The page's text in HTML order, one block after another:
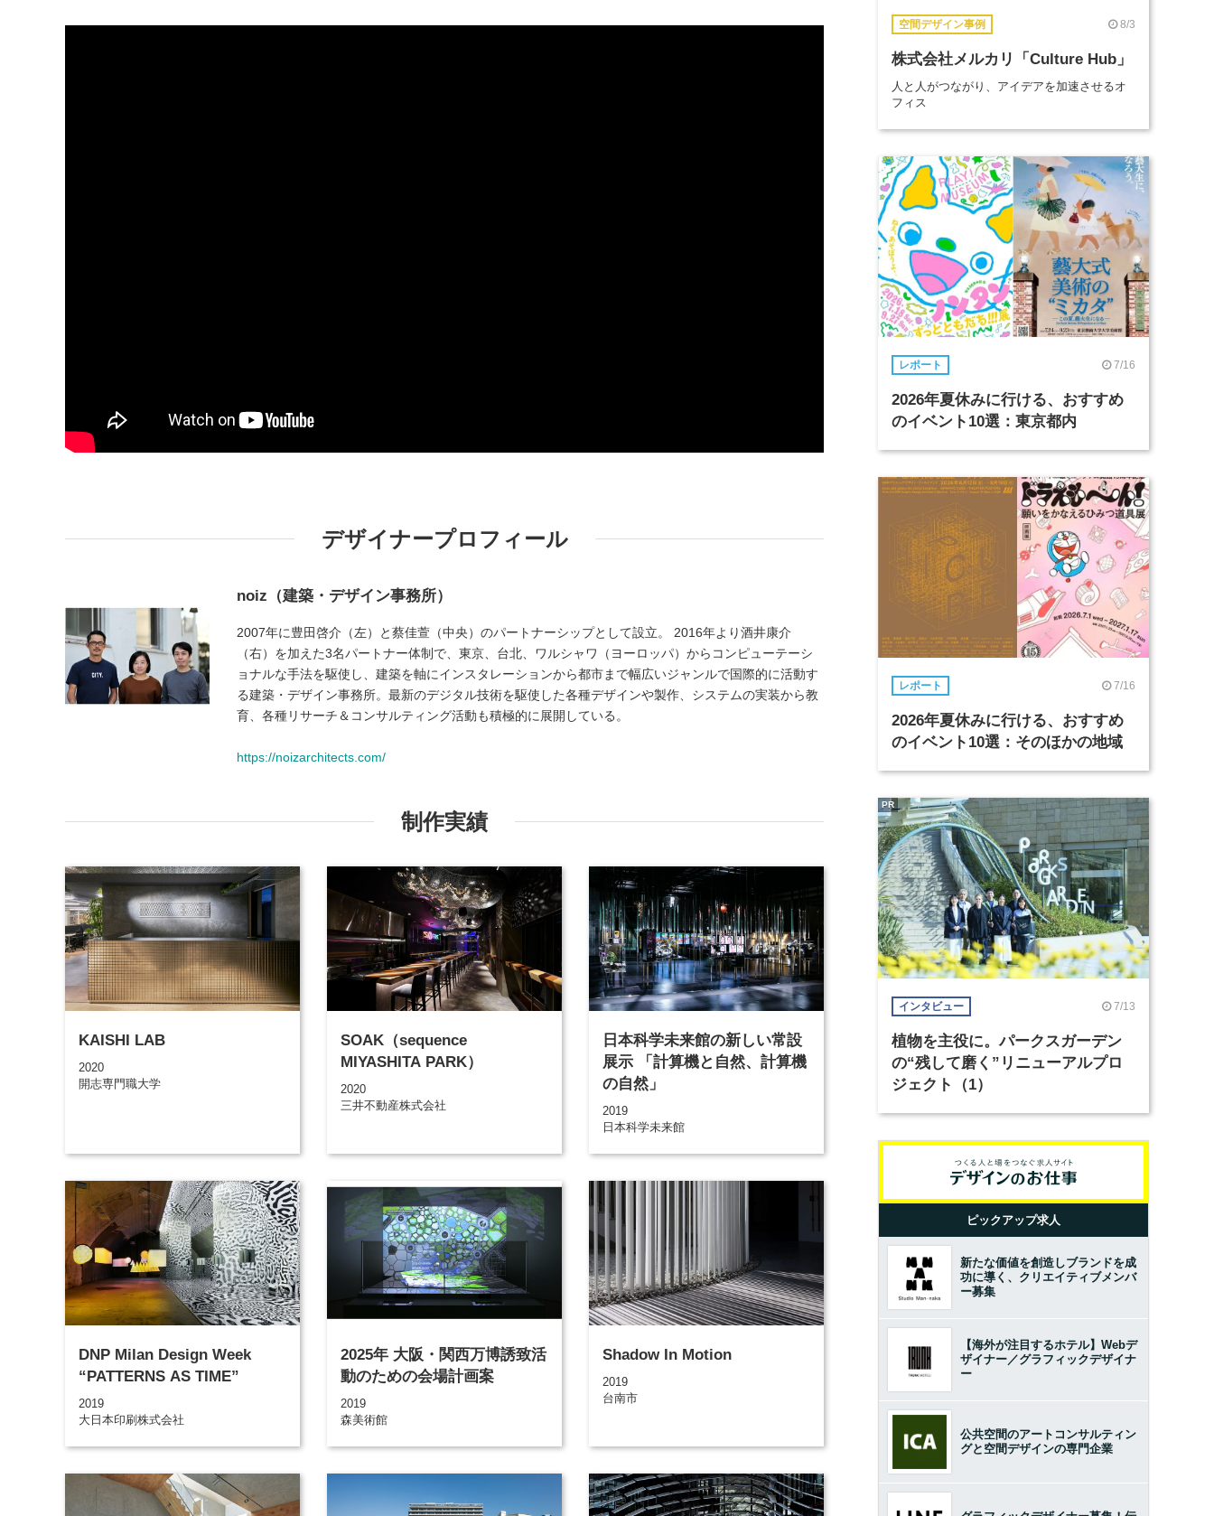
デザイナープロフィール
noiz（建築・デザイン事務所）
2007年に豊田啓介（左）と蔡佳萱（中央）のパートナーシップとして設立。 2016年より酒井康介
（右）を加えた3名パートナー体制で、東京、台北、ワルシャワ（ヨーロッパ）からコンピューテーシ
ョナルな手法を駆使し、建築を軸にインスタレーションから都市まで幅広いジャンルで国際的に活動す
る建築・デザイン事務所。最新のデジタル技術を駆使した各種デザインや製作、システムの実装から教
育、各種リサーチ＆コンサルティング活動も積極的に展開している。
https://noizarchitects.com/
制作実績
KAISHI LAB
2020
開志専門職大学
SOAK（sequence
MIYASHITA PARK）
2020
三井不動産株式会社
日本科学未来館の新しい常設
展示 「計算機と自然、計算機
の自然」
2019
日本科学未来館
DNP Milan Design Week
“PATTERNS AS TIME”
2019
大日本印刷株式会社
2025年 大阪・関西万博誘致活
動のための会場計画案
2019
森美術館
Shadow In Motion
2019
台南市
空間デザイン事例 8/3
株式会社メルカリ「Culture Hub」
人と人がつながり、アイデアを加速させるオ
フィス
レポート 7/16
2026年夏休みに行ける、おすすめ
のイベント10選：東京都内
レポート 7/16
2026年夏休みに行ける、おすすめ
のイベント10選：そのほかの地域
インタビュー 7/13
植物を主役に。パークスガーデン
の“残して磨く”リニューアルプロ
ジェクト（1）
PR
ピックアップ求人
新たな価値を創造しブランドを成
功に導く、クリエイティブメンバ
ー募集
【海外が注目するホテル】Webデ
ザイナー／グラフィックデザイナ
ー
公共空間のアートコンサルティン
グと空間デザインの専門企業